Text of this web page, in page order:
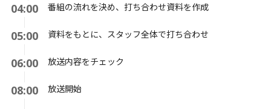
04:00 番組の流れを決め、打ち合わせ資料を作成
05:00 資料をもとに、スタッフ全体で打ち合わせ
06:00 放送内容をチェック
08:00 放送開始